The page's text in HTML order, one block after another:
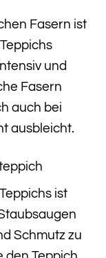
Fasern ist
und
Fasern
auch bei
ausbleicht.
ist
Schmutz zu